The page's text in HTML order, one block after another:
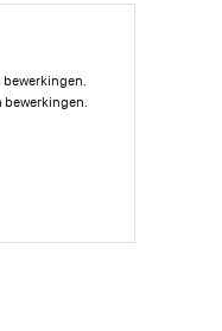
bewerkingen.
bewerkingen.